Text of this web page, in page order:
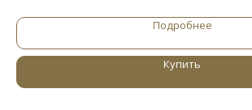
Подробнее
Купить